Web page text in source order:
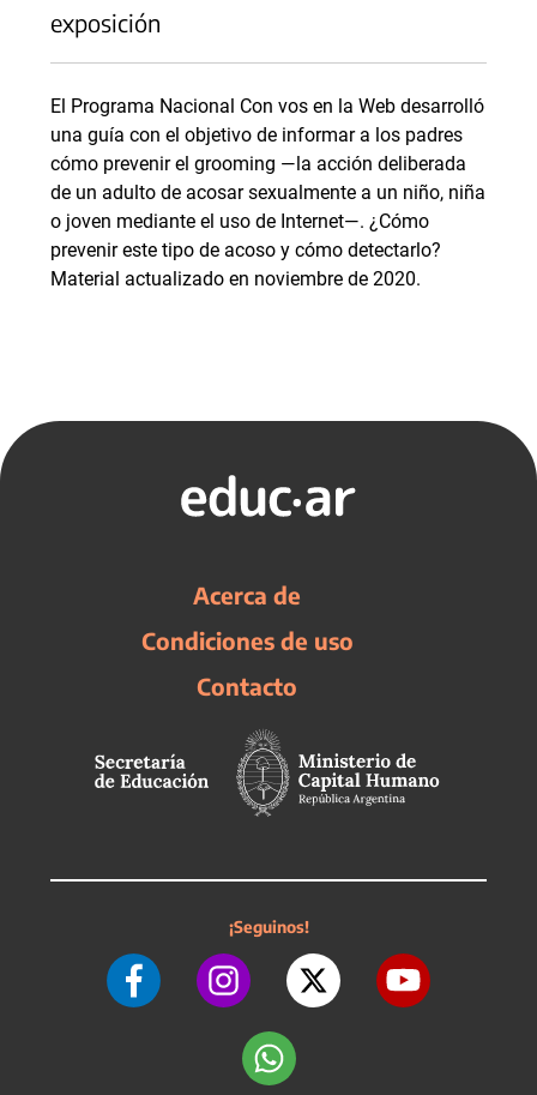
exposición
El Programa Nacional Con vos en la Web desarrolló
una guía con el objetivo de informar a los padres
cómo prevenir el grooming —la acción deliberada
de un adulto de acosar sexualmente a un niño, niña
o joven mediante el uso de Internet—. ¿Cómo
prevenir este tipo de acoso y cómo detectarlo?
Material actualizado en noviembre de 2020.
Acerca de
Condiciones de uso
Contacto
¡Seguinos!